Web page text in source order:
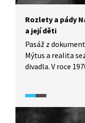
Rozlety a pády
a její děti
Pasáž z
Mýtus a realita
divadla. V roce
O inscenaci hovoří